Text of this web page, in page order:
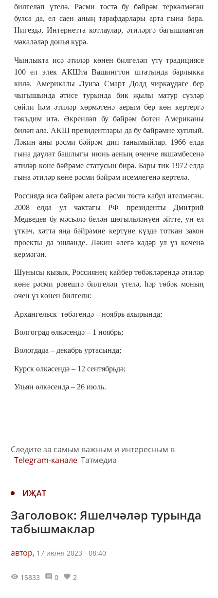
билгеләп үтелә. Рәсми төстә бу бәйрәм теркәлмәгән
булса да, ел саен аның тарафдарлары арта гына бара.
Нигездә, Интернетта котлаулар, әтиләргә багышланган
мәкаләләр дөнья күрә.
Чынлыкта исә әтиләр көнен билгеләп үтү традициясе
100 ел элек АКШта Вашингтон штатында барлыкка
килә. Америкалы Луиза Смарт Додд чиркәүдәге бер
чыгышында әтисе турында бик җылы матур сүзләр
сөйли һәм әтиләр хөрмәтенә аерым бер көн кертергә
тәкъдим итә. Әкренләп бу бәйрәм бөтен Американы
биләп ала. АКШ президентлары да бу бәйрәмне хуплый.
Ләкин аны рәсми бәйрәм дип танымыйлар. 1966 елда
гына дәүләт башлыгы июнь аеның өченче якшәмбесенә
әтиләр көне бәйрәме статусын бирә. Бары тик 1972 елда
гына әтиләр көне рәсми бәйрәм исемлегенә кертелә.
Россиядә исә бәйрәм әлегә рәсми төстә кабул ителмәгән.
2008 елда ул чактагы РФ президенты Дмитрий
Медведев бу мәсьәлә белән шөгыльләнүен әйтте, ун ел
үткәч, хәтта яңа бәйрәмне кертүне күздә тоткан закон
проекты да эшләнде. Ләкин әлегә кадәр ул үз көченә
кермәгән.
Шунысы кызык, Россиянең кайбер төбәкләрендә әтиләр
көне рәсми рәвештә билгеләп үтелә, һәр төбәк моның
өчен үз көнен билгели:
Архангельск төбәгендә – ноябрь ахырында;
Волгоград өлкәсендә – 1 ноябрь;
Вологдада – декабрь уртасында;
Курск өлкәсендә – 12 сентябрьдә;
Ульян өлкәсендә – 26 июль.
Следите за самым важным и интересным в
Telegram-канале Татмедиа
ИҖАТ
Заголовок: Яшелчәләр турында
табышмаклар
автор, 17 июня 2023 - 08:40
15833 0 2